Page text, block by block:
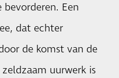
Een
dat echter
de komst van de
uurwerk is